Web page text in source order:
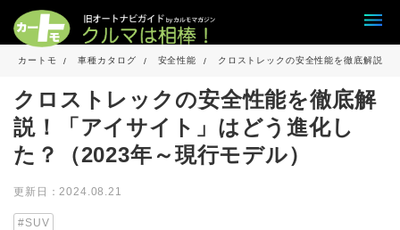
カートモ 車種カタログ 安全性能 クロストレックの安全性能を徹底解説！
クロストレックの安全性能を徹底解
説！「アイサイト」はどう進化し
た？（2023年～現行モデル）
更新日：2024.08.21
SUV